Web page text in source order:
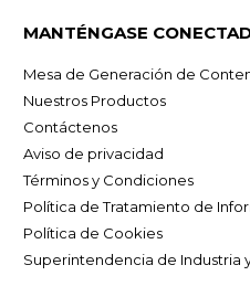
MANTÉNGASE
Mesa de Generación de
Nuestros Productos
Contáctenos
Aviso de privacidad
Términos y Condiciones
Política de Tratamiento de
Política de Cookies
Superintendencia de Industria